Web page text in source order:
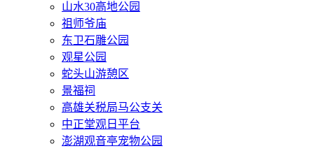
山水30高地公园
祖师爷庙
东卫石雕公园
观星公园
蛇头山游憩区
景福祠
高雄关税局马公支关
中正堂观日平台
澎湖观音亭宠物公园